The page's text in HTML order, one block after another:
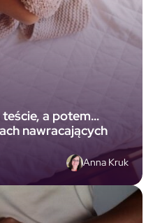
a potem…
nawracających
Anna Kruk